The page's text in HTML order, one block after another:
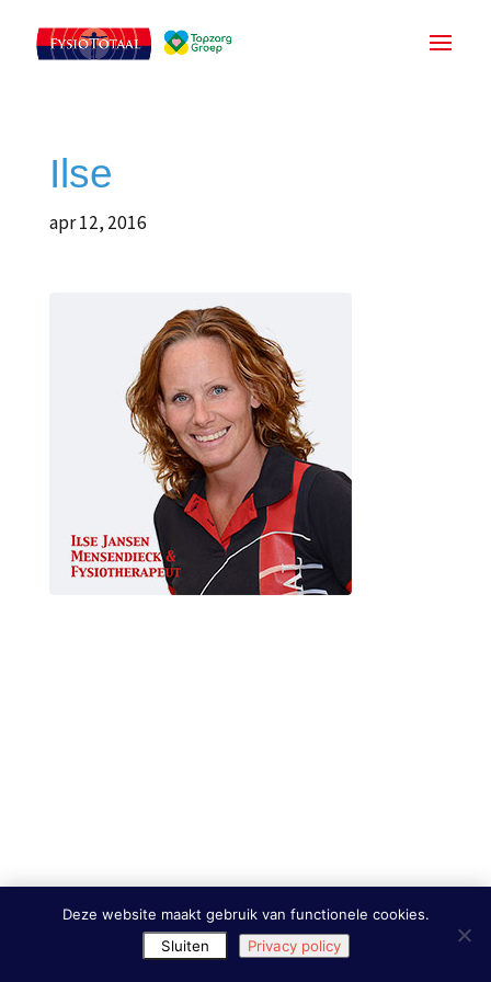
Ilse
apr 12, 2016
Deze website maakt gebruik van functionele cookies.
Sluiten
Privacy policy